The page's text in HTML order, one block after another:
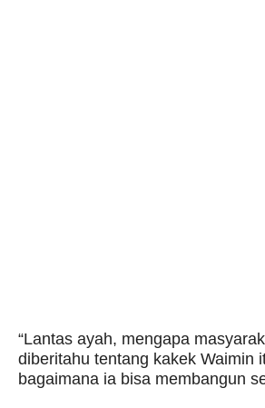
“Lantas ayah, mengapa
diberitahu tentang kakek Waimin
bagaimana ia bisa membangun